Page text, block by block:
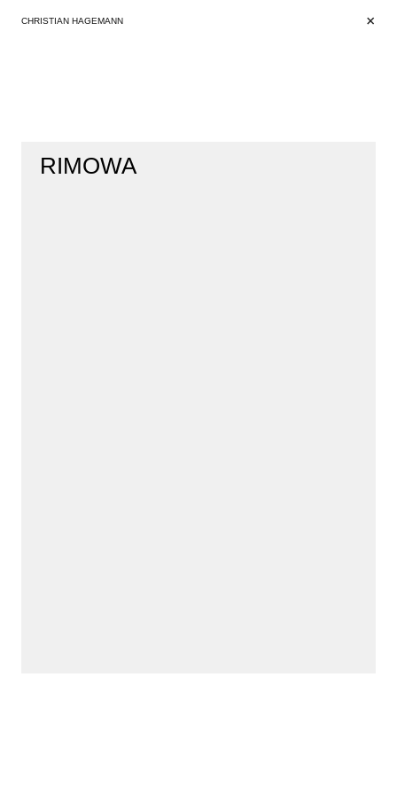
CHRISTIAN HAGEMANN +
+
RIMOWA